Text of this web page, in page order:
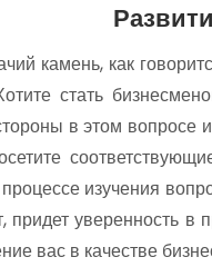
камень, как
стать
в этом вопросе
изучения
придет уверенность
вас в качестве